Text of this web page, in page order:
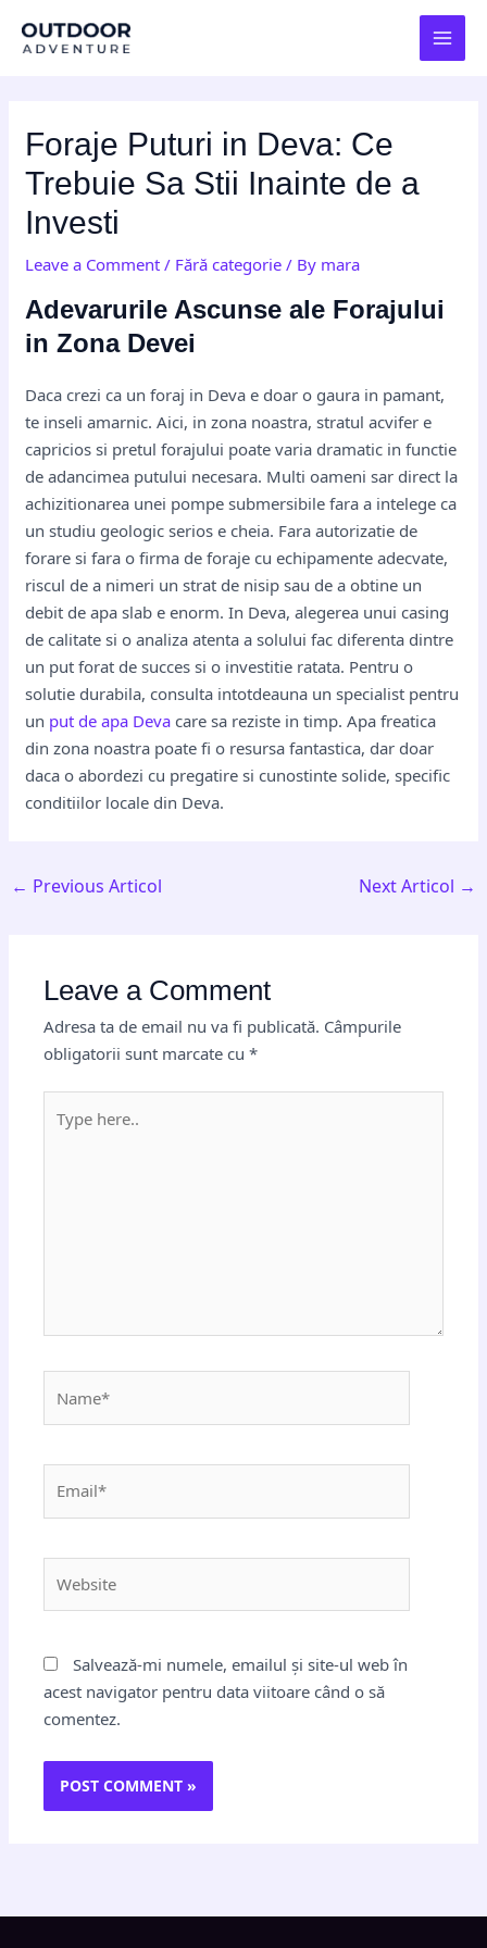
Foraje Puturi in Deva: Ce
Trebuie Sa Stii Inainte de a
Investi
Leave a Comment / Fără categorie / By mara
Adevarurile Ascunse ale Forajului
in Zona Devei
Daca crezi ca un foraj in Deva e doar o gaura in pamant,
te inseli amarnic. Aici, in zona noastra, stratul acvifer e
capricios si pretul forajului poate varia dramatic in functie
de adancimea putului necesara. Multi oameni sar direct la
achizitionarea unei pompe submersibile fara a intelege ca
un studiu geologic serios e cheia. Fara autorizatie de
forare si fara o firma de foraje cu echipamente adecvate,
riscul de a nimeri un strat de nisip sau de a obtine un
debit de apa slab e enorm. In Deva, alegerea unui casing
de calitate si o analiza atenta a solului fac diferenta dintre
un put forat de succes si o investitie ratata. Pentru o
solutie durabila, consulta intotdeauna un specialist pentru
un put de apa Deva care sa reziste in timp. Apa freatica
din zona noastra poate fi o resursa fantastica, dar doar
daca o abordezi cu pregatire si cunostinte solide, specific
conditiilor locale din Deva.
navigation
← Previous Articol Next Articol →
Leave a Comment
Adresa ta de email nu va fi publicată. Câmpurile
obligatorii sunt marcate cu*
here..
Salvează-mi numele, emailul și site-ul web în
acest navigator pentru data viitoare când o să
comentez.